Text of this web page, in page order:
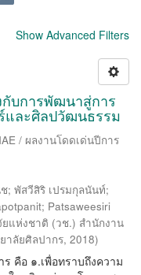
Show Advanced Filters
กับการพัฒนาสู่การ
และศิลปวัฒนธรรม
/ ผลงานโดดเด่นปีการ
; พัสวีสิริ เปรมกุลนันท์;
; Patsaweesiri
แห่งชาติ (วช.) สำนักงาน
าลัยศิลปากร, 2018)
คือ ๑.เพื่อทราบถึงความ